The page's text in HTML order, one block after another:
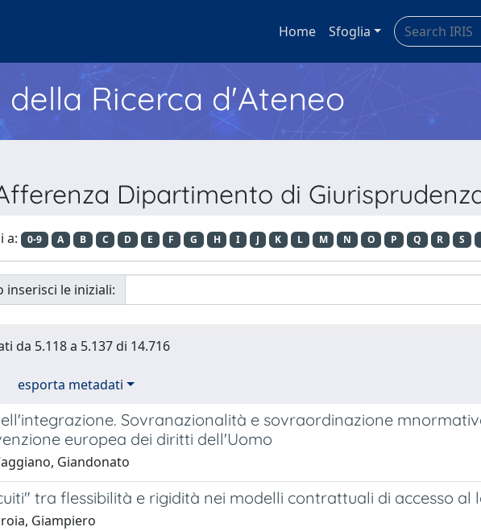
Home Sfoglia
Ricerca d'Ateneo
Dipartimento di
a: 0-9 A B C D E F G H I J K L M N O P Q R S
inserisci le iniziali:
da 5.118 a 5.137 di 14.716
esporta metadati
Sovranazionalità e sovraordinazione
europea dei diritti dell'Uomo
Giandonato
tra flessibilità e rigidità nei modelli contrattuali di accesso al
Giampiero